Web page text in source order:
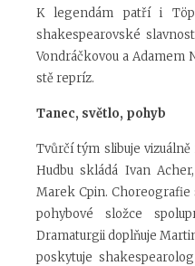
K legendám patří i
shakespearovské
Vondráčkovou a Adamem
stě repríz.
Tanec, světlo, pohyb
Tvůrčí tým slibuje
Hudbu skládá Ivan
Marek Cpin. Choreografie
pohybové složce
Dramaturgii doplňuje
poskytuje